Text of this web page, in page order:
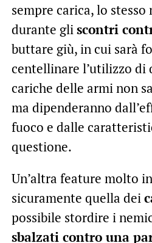
sempre carica, lo
durante gliscontri
buttare giù, in cui sarà
centellinare l’utilizzo di
cariche delle armi non
ma dipenderanno
fuoco e dalle
questione.
Un’altra feature molto
sicuramente quella dei
possibile stordire i
sbalzati contro una